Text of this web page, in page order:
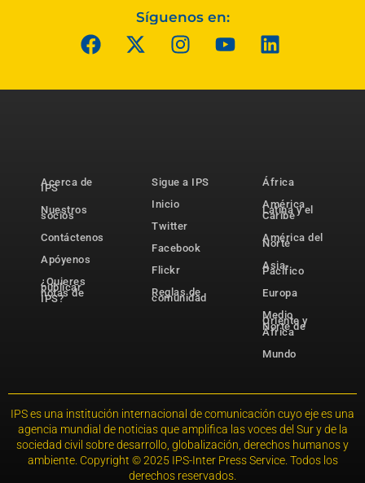
Síguenos en:
Acerca de
IPS
Nuestros
socios
Contáctenos
Apóyenos
¿Quieres
publicar
notas de
IPS?
Sigue a IPS
Inicio
Twitter
Facebook
Flickr
Reglas de
comunidad
África
América
Latina y el
Caribe
América del
Norte
Asia-
Pacífico
Europa
Medio
Oriente y
Norte de
África
Mundo
IPS es una institución internacional de comunicación cuyo eje es una
agencia mundial de noticias que amplifica las voces del Sur y de la
sociedad civil sobre desarrollo, globalización, derechos humanos y
ambiente. Copyright © 2025 IPS-Inter Press Service. Todos los
derechos reservados.